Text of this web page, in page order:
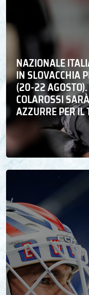
NAZIONALE
IN SLOVACCHIA
(20-22 AGOSTO).
COLAROSSI
AZZURRE PER IL